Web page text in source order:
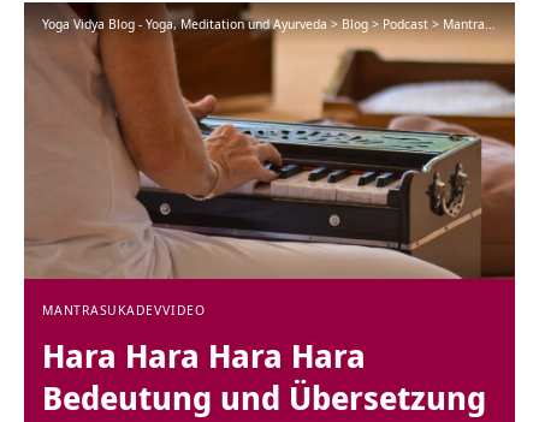
Yoga Vidya Blog - Yoga, Meditation und Ayurveda>Blog>Podcast>Mantra>Hara
MANTRASUKADEVVIDEO
Hara Hara Hara Hara
Bedeutung und Übersetzung